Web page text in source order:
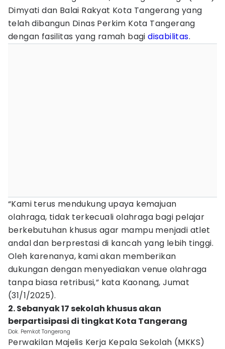
Dimyati dan Balai Rakyat Kota Tangerang yang
telah dibangun Dinas Perkim Kota Tangerang
dengan fasilitas yang ramah bagidisabilitas.
“Kami terus mendukung upaya kemajuan
olahraga, tidak terkecuali olahraga bagi pelajar
berkebutuhan khusus agar mampu menjadi atlet
andal dan berprestasi di kancah yang lebih tinggi.
Oleh karenanya, kami akan memberikan
dukungan dengan menyediakan venue olahraga
tanpa biasa retribusi,” kata Kaonang, Jumat
(31/1/2025).
2. Sebanyak 17 sekolah khusus akan
berpartisipasi di tingkat Kota Tangerang
Dok. Pemkot Tangerang
Perwakilan Majelis Kerja Kepala Sekolah (MKKS)